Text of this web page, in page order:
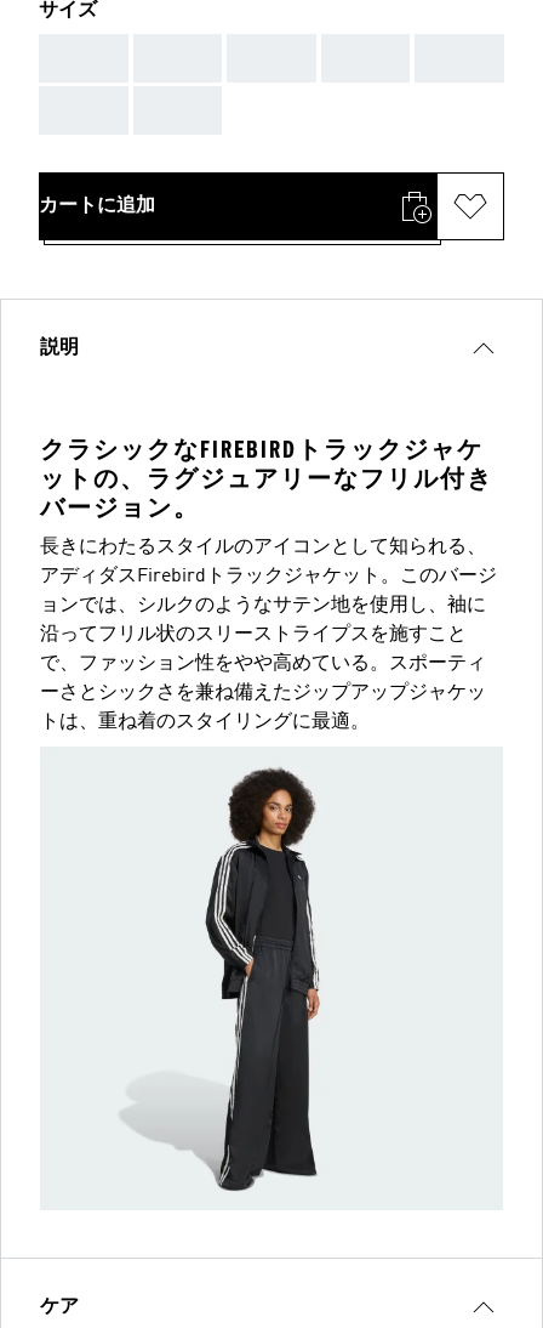
サイズ
カートに追加
説明
クラシックなFIREBIRDトラックジャケ
ットの、ラグジュアリーなフリル付き
バージョン。
長きにわたるスタイルのアイコンとして知られる、
アディダスFirebirdトラックジャケット。このバージ
ョンでは、シルクのようなサテン地を使用し、袖に
沿ってフリル状のスリーストライプスを施すこと
で、ファッション性をやや高めている。スポーティ
ーさとシックさを兼ね備えたジップアップジャケッ
トは、重ね着のスタイリングに最適。
ケア